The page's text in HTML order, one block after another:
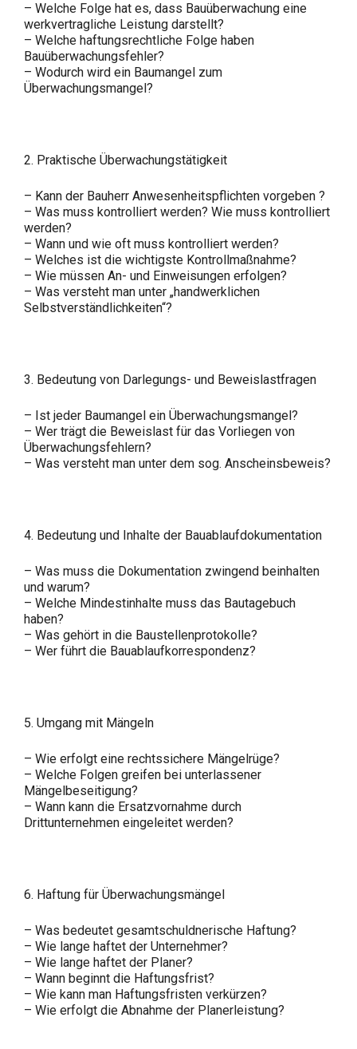
– Welche Folge hat es, dass Bauüberwachung eine
werkvertragliche Leistung darstellt?
– Welche haftungsrechtliche Folge haben
Bauüberwachungsfehler?
– Wodurch wird ein Baumangel zum
Überwachungsmangel?
2. Praktische Überwachungstätigkeit
– Kann der Bauherr Anwesenheitspflichten vorgeben ?
– Was muss kontrolliert werden? Wie muss kontrolliert
werden?
– Wann und wie oft muss kontrolliert werden?
– Welches ist die wichtigste Kontrollmaßnahme?
– Wie müssen An- und Einweisungen erfolgen?
– Was versteht man unter „handwerklichen
Selbstverständlichkeiten“?
3. Bedeutung von Darlegungs- und Beweislastfragen
– Ist jeder Baumangel ein Überwachungsmangel?
– Wer trägt die Beweislast für das Vorliegen von
Überwachungsfehlern?
– Was versteht man unter dem sog. Anscheinsbeweis?
4. Bedeutung und Inhalte der Bauablaufdokumentation
– Was muss die Dokumentation zwingend beinhalten
und warum?
– Welche Mindestinhalte muss das Bautagebuch
haben?
– Was gehört in die Baustellenprotokolle?
– Wer führt die Bauablaufkorrespondenz?
5. Umgang mit Mängeln
– Wie erfolgt eine rechtssichere Mängelrüge?
– Welche Folgen greifen bei unterlassener
Mängelbeseitigung?
– Wann kann die Ersatzvornahme durch
Drittunternehmen eingeleitet werden?
6. Haftung für Überwachungsmängel
– Was bedeutet gesamtschuldnerische Haftung?
– Wie lange haftet der Unternehmer?
– Wie lange haftet der Planer?
– Wann beginnt die Haftungsfrist?
– Wie kann man Haftungsfristen verkürzen?
– Wie erfolgt die Abnahme der Planerleistung?